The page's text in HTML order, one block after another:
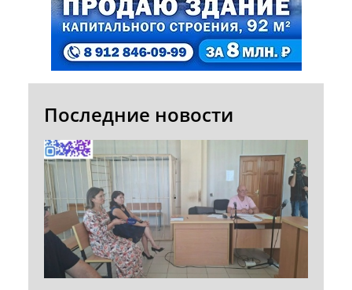
Последние новости